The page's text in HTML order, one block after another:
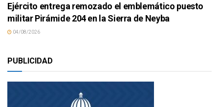
Ejército entrega remozado el emblemático puesto
militar Pirámide 204 en la Sierra de Neyba
04/08/2026
PUBLICIDAD